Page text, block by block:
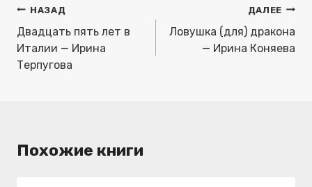
Навигация
по
записям
НАЗАД
Двадцать пять лет в
Италии — Ирина
Терпугова
ДАЛЕЕ
Ловушка (для) дракона
— Ирина Коняева
Похожие книги